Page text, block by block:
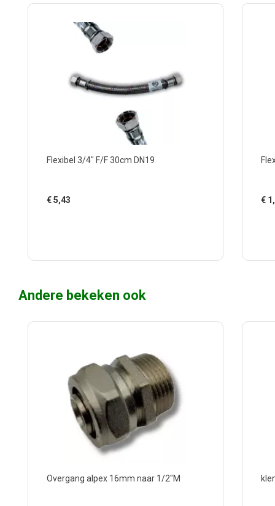
Flexibel 3/4" F/F 30cm DN19
€5,43 €
Andere bekeken ook
Overgang alpex 16mm naar 1/2"M